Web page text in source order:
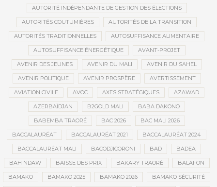
AUTORITÉ INDÉPENDANTE DE GESTION DES ÉLECTIONS
AUTORITÉS COUTUMIÈRES AUTORITÉS DE LA TRANSITION
AUTORITÉS TRADITIONNELLES AUTOSUFFISANCE ALIMENTAIRE
AUTOSUFFISANCE ÉNERGÉTIQUE AVANT-PROJET
AVENIR DES JEUNES AVENIR DU MALI AVENIR DU SAHEL
AVENIR POLITIQUE AVENIR PROSPÈRE AVERTISSEMENT
AVIATION CIVILE AVOC AXES STRATÉGIQUES AZAWAD
AZERBAÏDJAN B2GOLD MALI BABA DAKONO
BABEMBA TRAORÉ BAC 2026 BAC MALI 2026
BACCALAURÉAT BACCALAURÉAT 2021 BACCALAURÉAT 2024
BACCALAURÉAT MALI BACODJICORONI BAD BADEA
BAH NDAW BAISSE DES PRIX BAKARY TRAORÉ BALAFON
BAMAKO BAMAKO 2025 BAMAKO 2026 BAMAKO SÉCURITÉ